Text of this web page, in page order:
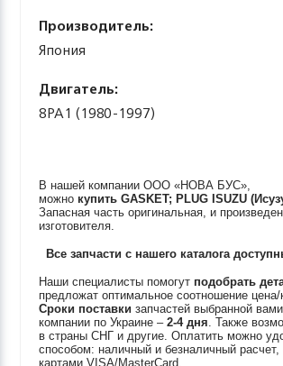
Производитель:
Япония
Двигатель:
8PA1 (1980-1997)
В нашей компании ООО «НОВА БУС»,
можно купитьGASKET; PLUG ISUZU
Запасная часть оригинальная, и
изготовителя.
Все запчасти с нашего каталога
Наши специалисты помогут подобрать
предложат оптимальное соотношение цена/
Сроки поставки запчастей выбранной
компании по Украине –2-4 дня. Также
в страны СНГ и другие. Оплатить можно
способом: наличный и безналичный расчет,
картами VISA/MasterCard.